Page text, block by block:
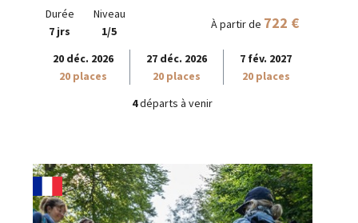
Durée
7 jrs
Niveau
1/5
À partir de 722 €
20 déc. 2026
20 places
27 déc. 2026
20 places
7 fév. 2027
20 places
4départs à venir